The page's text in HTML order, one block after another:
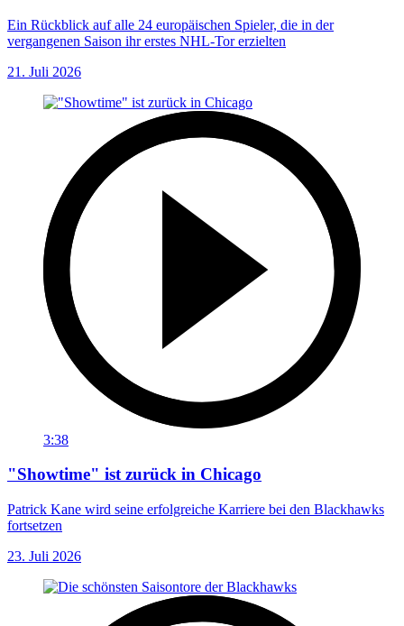
Ein Rückblick auf alle 24 europäischen Spieler, die in der
vergangenen Saison ihr erstes NHL-Tor erzielten
21. Juli 2026
3:38
"Showtime" ist zurück in Chicago
Patrick Kane wird seine erfolgreiche Karriere bei den Blackhawks
fortsetzen
23. Juli 2026